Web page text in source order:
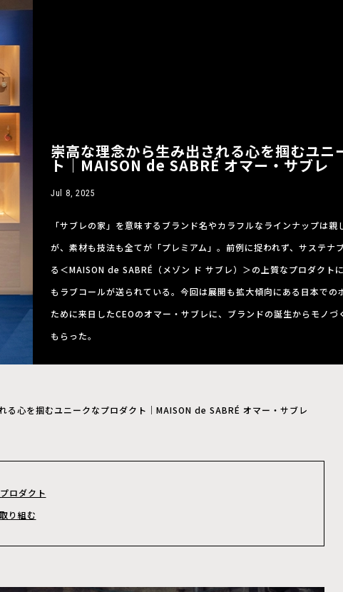
崇高な理念から生み出される心を掴むユニ
ト｜MAISON de SABRÉ オマー・サブレ
Jul 8, 2025
「サブレの家」を意味するブランド名やカラフルなラインナップは親
が、素材も技法も全てが「プレミアム」。前例に捉われず、サステナ
る＜MAISON de SABRÉ（メゾン ド サブレ）＞の上質なプロダクト
もラブコールが送られている。今回は展開も拡大傾向にある日本での
ために来日したCEOのオマー・サブレに、ブランドの誕生からモノづ
もらった。
る心を掴むユニークなプロダクト｜MAISON de SABRÉ オマー・サブレ
ロダクト
り組む